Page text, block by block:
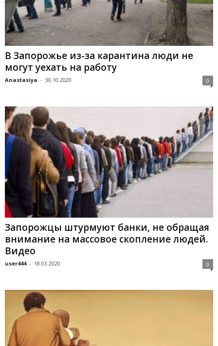
В Запорожье из-за карантина люди не
могут уехать на работу
Anastasiya - 30.10.2020 0
Запорожцы штурмуют банки, не обращая
внимание на массовое скопление людей.
Видео
user444 - 18.03.2020 0